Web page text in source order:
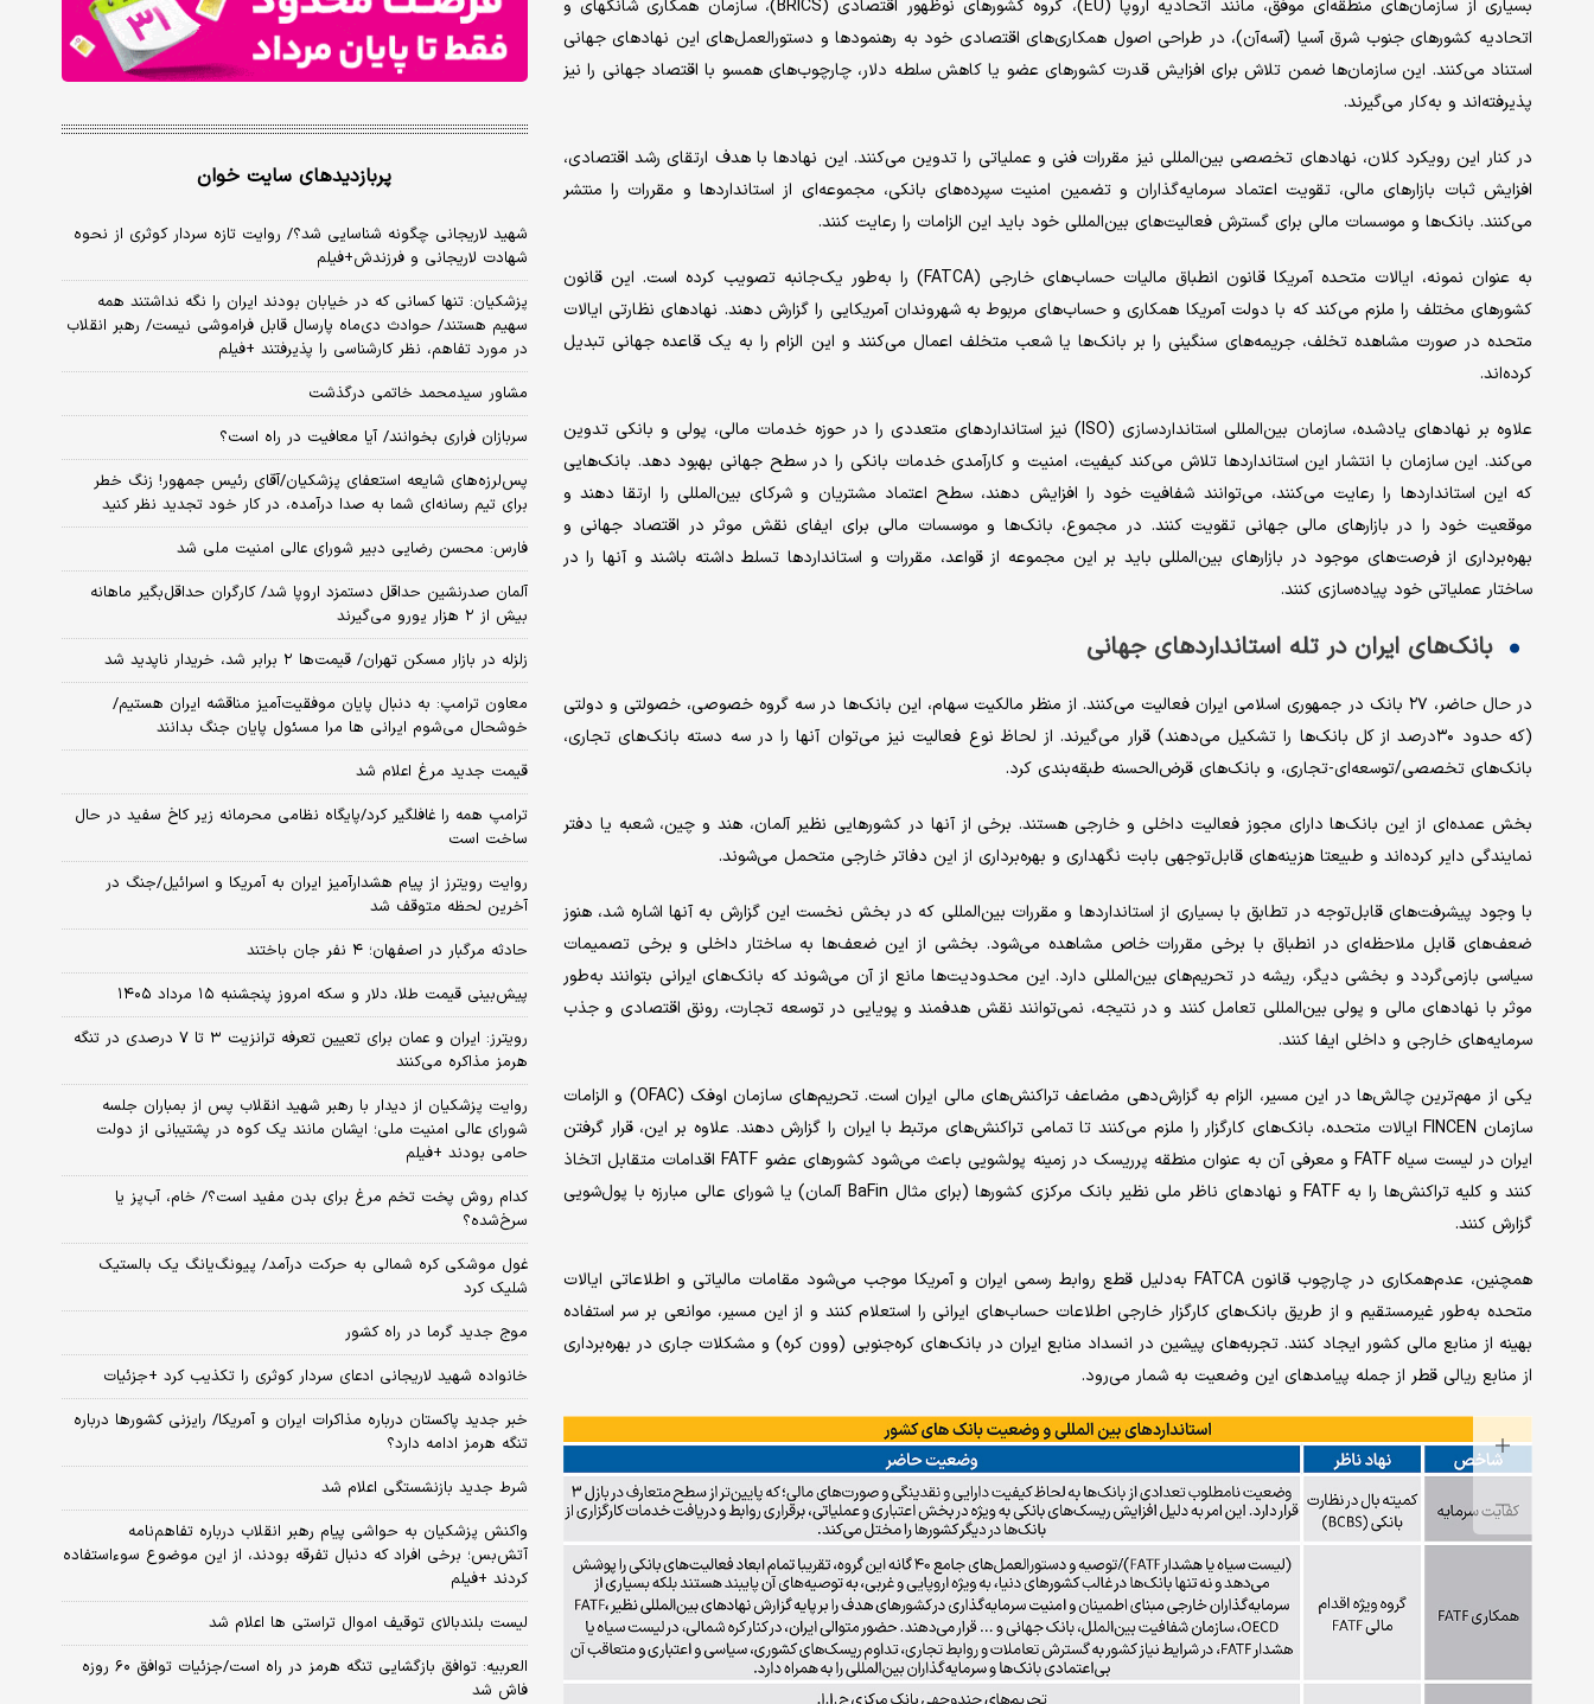
بسیاری از سازمان‌های منطقه‌‌ای موفق، مانند اتحادیه اروپا (EU)، گروه کشورهای نوظهور اقتصادی (BRICS)، سازمان همکاری شانگهای و
اتحادیه کشورهای جنوب شرق آسیا (آسه‌‌آن)، در طراحی اصول همکاری‌‌های اقتصادی خود به رهنمودها و دستورالعمل‌‌های این نهادهای جهانی
استناد می‌کنند. این سازمان‌ها ضمن تلاش برای افزایش قدرت کشورهای عضو یا کاهش سلطه دلار، چارچوب‌‌های همسو با اقتصاد جهانی را نیز
پذیرفته‌‌اند و به‌‌کار می‌‌گیرند.
در کنار این رویکرد کلان، نهادهای تخصصی بین‌المللی نیز مقررات فنی و عملیاتی را تدوین می‌کنند. این نهادها با هدف ارتقای رشد اقتصادی،
افزایش ثبات بازارهای مالی، تقویت اعتماد سرمایه‌گذاران و تضمین امنیت سپرده‌‌های بانکی، مجموعه‌‌ای از استانداردها و مقررات را منتشر
می‌کنند. بانک‌ها و موسسات مالی برای گسترش فعالیت‌‌های بین‌المللی خود باید این الزامات را رعایت کنند.
به عنوان نمونه، ایالات متحده آمریکا قانون انطباق مالیات حساب‌‌های خارجی (FATCA) را به‌‌طور یک‌‌جانبه تصویب کرده است. این قانون
کشورهای مختلف را ملزم می‌کند که با دولت آمریکا همکاری و حساب‌‌های مربوط به شهروندان آمریکایی را گزارش دهند. نهادهای نظارتی ایالات
متحده در صورت مشاهده تخلف، جریمه‌‌های سنگینی را بر بانک‌ها یا شعب متخلف اعمال می‌کنند و این الزام را به یک قاعده جهانی تبدیل
کرده‌‌اند.
علاوه بر نهادهای یادشده، سازمان بین‌المللی استانداردسازی (ISO) نیز استانداردهای متعددی را در حوزه خدمات مالی، پولی و بانکی تدوین
می‌کند. این سازمان با انتشار این استانداردها تلاش می‌کند کیفیت، امنیت و کارآمدی خدمات بانکی را در سطح جهانی بهبود دهد. بانک‌هایی
که این استانداردها را رعایت می‌کنند، می‌توانند شفافیت خود را افزایش دهند، سطح اعتماد مشتریان و شرکای بین‌المللی را ارتقا دهند و
موقعیت خود را در بازارهای مالی جهانی تقویت کنند. در مجموع، بانک‌ها و موسسات مالی برای ایفای نقش موثر در اقتصاد جهانی و
بهره‌‌برداری از فرصت‌‌های موجود در بازارهای بین‌المللی باید بر این مجموعه از قواعد، مقررات و استانداردها تسلط داشته باشند و آنها را در
ساختار عملیاتی خود پیاده‌سازی کنند.
بانک‌های ایران در تله استانداردهای جهانی
در حال حاضر، ۲۷ بانک در جمهوری اسلامی ایران فعالیت می‌کنند. از منظر مالکیت سهام، این بانک‌ها در سه گروه خصوصی، خصولتی و دولتی
(که حدود ۳۰‌درصد از کل بانک‌ها را تشکیل می‌دهند) قرار می‌‌گیرند. از لحاظ نوع فعالیت نیز می‌توان آنها را در سه دسته بانک‌های تجاری،
بانک‌های تخصصی/توسعه‌‌ای-تجاری، و بانک‌های قرض‌‌الحسنه طبقه‌‌بندی کرد.
بخش عمده‌‌ای از این بانک‌ها دارای مجوز فعالیت داخلی و خارجی هستند. برخی از آنها در کشورهایی نظیر آلمان، هند و چین، شعبه یا دفتر
نمایندگی دایر کرده‌‌اند و طبیعتا هزینه‌‌های قابل‌‌توجهی بابت نگهداری و بهره‌‌برداری از این دفاتر خارجی متحمل می‌‌شوند.
با وجود پیشرفت‌‌های قابل‌توجه در تطابق با بسیاری از استانداردها و مقررات بین‌المللی که در بخش نخست این گزارش به آنها اشاره شد، هنوز
ضعف‌‌های قابل ملاحظه‌‌ای در انطباق با برخی مقررات خاص مشاهده می‌شود. بخشی از این ضعف‌‌ها به ساختار داخلی و برخی تصمیمات
سیاسی بازمی‌گردد و بخشی دیگر، ریشه در تحریم‌‌های بین‌المللی دارد. این محدودیت‌ها مانع از آن می‌‌شوند که بانک‌های ایرانی بتوانند به‌‌طور
موثر با نهادهای مالی و پولی بین‌المللی تعامل کنند و در نتیجه، نمی‌توانند نقش هدفمند و پویایی در توسعه تجارت، رونق اقتصادی و جذب
سرمایه‌‌های خارجی و داخلی ایفا کنند.
یکی از مهم‌ترین چالش‌‌ها در این مسیر، الزام به گزارش‌‌دهی مضاعف تراکنش‌‌های مالی ایران است. تحریم‌‌های سازمان اوفک (OFAC) و الزامات
سازمان FINCEN ایالات متحده، بانک‌های کارگزار را ملزم می‌کنند تا تمامی تراکنش‌‌های مرتبط با ایران را گزارش دهند. علاوه بر این، قرار گرفتن
ایران در لیست سیاه FATF و معرفی آن به عنوان منطقه پرریسک در زمینه پولشویی باعث می‌شود کشورهای عضو FATF اقدامات متقابل اتخاذ
کنند و کلیه تراکنش‌‌ها را به FATF و نهادهای ناظر ملی نظیر بانک مرکزی کشورها (برای مثال BaFin آلمان) یا شورای عالی مبارزه با پول‌شویی
گزارش کنند.
همچنین، عدم‌همکاری در چارچوب قانون FATCA به‌‌دلیل قطع روابط رسمی ایران و آمریکا موجب می‌شود مقامات مالیاتی و اطلاعاتی ایالات
متحده به‌‌طور غیرمستقیم و از طریق بانک‌های کارگزار خارجی اطلاعات حساب‌‌های ایرانی را استعلام کنند و از این مسیر، موانعی بر سر استفاده
بهینه از منابع مالی کشور ایجاد کنند. تجربه‌‌های پیشین در انسداد منابع ایران در بانک‌های کره‌جنوبی (وون کره) و مشکلات جاری در بهره‌‌برداری
از منابع ریالی قطر از جمله پیامدهای این وضعیت به شمار می‌رود.
پربازدیدهای سایت خوان
شهید لاریجانی چگونه شناسایی شد؟/ روایت تازه سردار کوثری از نحوه
شهادت لاریجانی و فرزندش+فیلم
پزشکیان: تنها کسانی که در خیابان بودند ایران را نگه نداشتند همه
سهیم هستند/ حوادث دی‌ماه پارسال قابل فراموشی نیست/ رهبر انقلاب
در مورد تفاهم، نظر کارشناسی را پذیرفتند +فیلم
مشاور سیدمحمد خاتمی درگذشت
سربازان فراری بخوانند/ آیا معافیت در راه است؟
پس‌لرزه‌های شایعه استعفای پزشکیان/آقای رئیس جمهور! زنگ خطر
برای تیم رسانه‌ای شما به صدا درآمده، در کار خود تجدید نظر کنید
فارس: محسن رضایی دبیر شورای عالی امنیت ملی شد
آلمان صدرنشین حداقل دستمزد اروپا شد/ کارگران حداقل‌بگیر ماهانه
بیش از ۲ هزار یورو می‌گیرند
زلزله در بازار مسکن تهران/ قیمت‌ها ۲ برابر شد، خریدار ناپدید شد
معاون ترامپ: به دنبال پایان موفقیت‌آمیز مناقشه ایران هستیم/
خوشحال می‌شوم ایرانی ها مرا مسئول پایان جنگ بدانند
قیمت جدید مرغ اعلام شد
ترامپ همه را غافلگیر کرد/پایگاه نظامی محرمانه زیر کاخ سفید در حال
ساخت است
روایت رویترز از پیام هشدارآمیز ایران به آمریکا و اسرائیل/جنگ در
آخرین لحظه متوقف شد
حادثه مرگبار در اصفهان؛ ۴ نفر جان باختند
پیش‌بینی قیمت طلا، دلار و سکه امروز پنجشنبه ۱۵ مرداد ۱۴۰۵
رویترز: ایران و عمان برای تعیین تعرفه ترانزیت ۳ تا ۷ درصدی در تنگه
هرمز مذاکره می‌کنند
روایت پزشکیان از دیدار با رهبر شهید انقلاب پس از بمباران جلسه
شورای عالی امنیت ملی؛ ایشان مانند یک کوه در پشتیبانی از دولت
حامی بودند +فیلم
کدام روش پخت تخم مرغ برای بدن مفید است؟/ خام، آب‌پز یا
سرخ‌شده؟
غول موشکی کره شمالی به حرکت درآمد/ پیونگ‌یانگ یک بالستیک
شلیک کرد
موج جدید گرما در راه کشور
خانواده شهید لاریجانی ادعای سردار کوثری را تکذیب کرد +جزئیات
خبر جدید پاکستان درباره مذاکرات ایران و آمریکا/ رایزنی کشورها درباره
تنگه هرمز ادامه دارد؟
شرط جدید بازنشستگی اعلام شد
واکنش پزشکیان به حواشی پیام رهبر انقلاب درباره تفاهم‌نامه
آتش‌بس؛ برخی افراد که دنبال تفرقه بودند، از این موضوع سوءاستفاده
کردند +فیلم
لیست بلندبالای توقیف اموال تراستی ها اعلام شد
العربیه: توافق بازگشایی تنگه هرمز در راه است/جزئیات توافق ۶۰ روزه
فاش شد